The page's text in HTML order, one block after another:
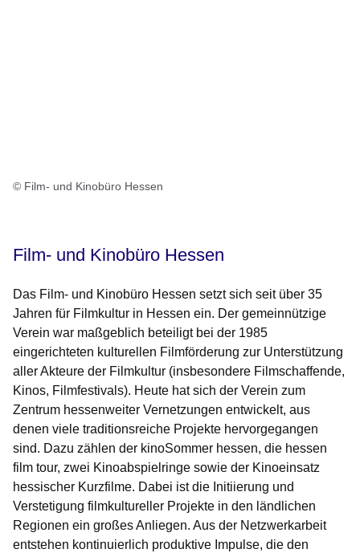
© Film- und Kinobüro Hessen
Film- und Kinobüro Hessen
Das Film- und Kinobüro Hessen setzt sich seit über 35
Jahren für Filmkultur in Hessen ein. Der gemeinnützige
Verein war maßgeblich beteiligt bei der 1985
eingerichteten kulturellen Filmförderung zur Unterstützung
aller Akteure der Filmkultur (insbesondere Filmschaffende,
Kinos, Filmfestivals). Heute hat sich der Verein zum
Zentrum hessenweiter Vernetzungen entwickelt, aus
denen viele traditionsreiche Projekte hervorgegangen
sind. Dazu zählen der kinoSommer hessen, die hessen
film tour, zwei Kinoabspielringe sowie der Kinoeinsatz
hessischer Kurzfilme. Dabei ist die Initiierung und
Verstetigung filmkultureller Projekte in den ländlichen
Regionen ein großes Anliegen. Aus der Netzwerkarbeit
entstehen kontinuierlich produktive Impulse, die den